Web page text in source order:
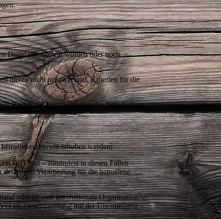
Daten offengelegt wurden oder noch
hierzu nicht möglich sind, Kriterien für die
Rechts auf Einschränkung der Verarbeitung
Person erhoben werden;
und – zumindest in diesen Fällen –
Verarbeitung für die betroffene
oder an eine internationale Organisation
im Zusammenhang mit der Übermittlung